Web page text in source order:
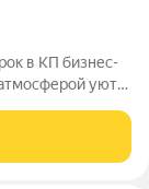
в КП бизнес-
уюта